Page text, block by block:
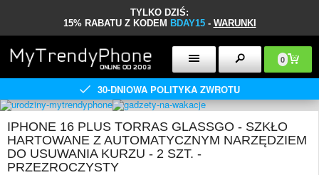
TYLKO DZIŚ:
15% RABATU Z KODEM BDAY15- WARUNKI
0
30-DNIOWA POLITYKA ZWROTU
IPHONE 16 PLUS TORRAS GLASSGO - SZKŁO
HARTOWANE Z AUTOMATYCZNYM NARZĘDZIEM
DO USUWANIA KURZU - 2 SZT. -
PRZEZROCZYSTY